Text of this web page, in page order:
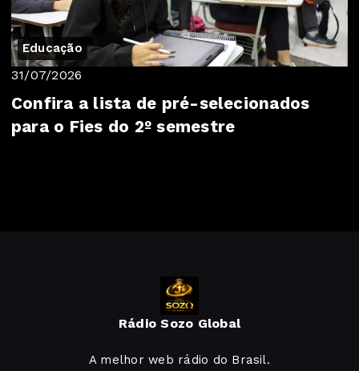
Educação
31/07/2026
Confira a lista de pré-selecionados
para o Fies do 2º semestre
Rádio Sozo Global
A melhor web rádio do Brasil.